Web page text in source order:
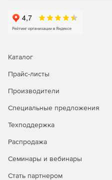
Делегирование службы
Надо выбрать любую
и назначить их сотрудникам
администраторами.
Резервное копирование и
восстановление объектов
Online, папок OneDrive для
Восстановление на уровне
Каталог
Прайс-листы
Производители
Специальные предложения
Техподдержка
Распродажа
Семинары и вебинары
Стать партнером